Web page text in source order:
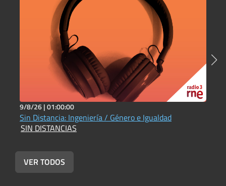
9/8/26 |01:00:00
Sin Distancia: Ingeniería / Género e Igualdad
SIN DISTANCIAS
VER TODOS